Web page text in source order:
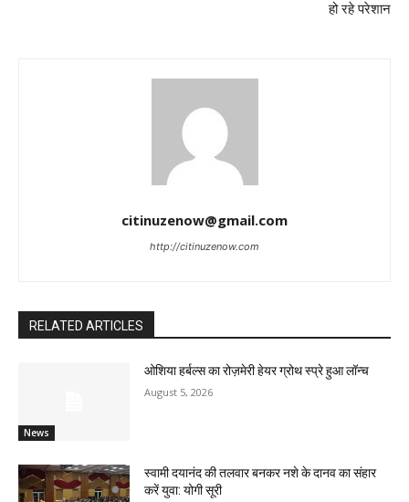
हो रहे परेशान
citinuzenow@gmail.com
http://citinuzenow.com
RELATED ARTICLES
News
ओशिया हर्बल्स का रोज़मेरी हेयर ग्रोथ स्प्रे हुआ लॉन्च
August 5, 2026
स्वामी दयानंद की तलवार बनकर नशे के दानव का संहार
करें युवा: योगी सूरी